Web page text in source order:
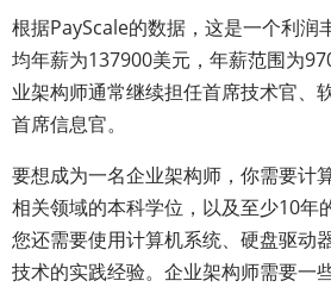
根据PayScale的数据，这是一个利润
均年薪为137900美元，年薪范围为
业架构师通常继续担任首席技术官、
首席信息官。
要想成为一名企业架构师，你需要计
相关领域的本科学位，以及至少10年
您还需要使用计算机系统、硬盘驱动
技术的实践经验。企业架构师需要一